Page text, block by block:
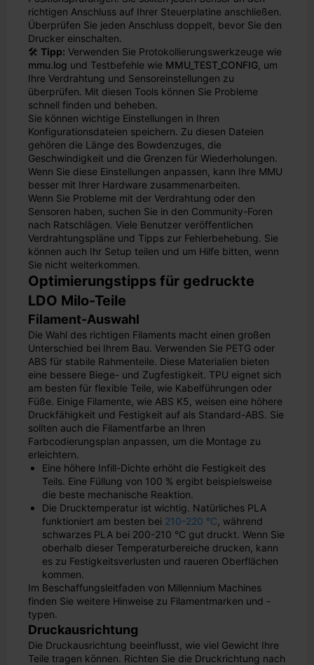
richtigen Anschluss auf Ihrer Steuerplatine anschließen.
Überprüfen Sie jeden Anschluss doppelt, bevor Sie den
Drucker einschalten.
🛠️ Tipp: Verwenden Sie Protokollierungswerkzeuge wie
mmu.log und Testbefehle wie MMU_TEST_CONFIG , um
Ihre Verdrahtung und Sensoreinstellungen zu
überprüfen. Mit diesen Tools können Sie Probleme
schnell finden und beheben.
Sie können wichtige Einstellungen in Ihren
Konfigurationsdateien speichern. Zu diesen Dateien
gehören die Länge des Bowdenzuges, die
Geschwindigkeit und die Grenzen für Wiederholungen.
Wenn Sie diese Einstellungen anpassen, kann Ihre MMU
besser mit Ihrer Hardware zusammenarbeiten.
Wenn Sie Probleme mit der Verdrahtung oder den
Sensoren haben, suchen Sie in den Community-Foren
nach Ratschlägen. Viele Benutzer veröffentlichen
Verdrahtungspläne und Tipps zur Fehlerbehebung. Sie
können auch Ihr Setup teilen und um Hilfe bitten, wenn
Sie nicht weiterkommen.
Optimierungstipps für gedruckte
LDO Milo-Teile
Filament-Auswahl
Die Wahl des richtigen Filaments macht einen großen
Unterschied bei Ihrem Bau. Verwenden Sie PETG oder
ABS für stabile Rahmenteile. Diese Materialien bieten
eine bessere Biege- und Zugfestigkeit. TPU eignet sich
am besten für flexible Teile, wie Kabelführungen oder
Füße. Einige Filamente, wie ABS K5, weisen eine höhere
Druckfähigkeit und Festigkeit auf als Standard-ABS. Sie
sollten auch die Filamentfarbe an Ihren
Farbcodierungsplan anpassen, um die Montage zu
erleichtern.
Eine höhere Infill-Dichte erhöht die Festigkeit des
Teils. Eine Füllung von 100 % ergibt beispielsweise
die beste mechanische Reaktion.
Die Drucktemperatur ist wichtig. Natürliches PLA
funktioniert am besten bei 210-220 °C , während
schwarzes PLA bei 200-210 °C gut druckt. Wenn Sie
oberhalb dieser Temperaturbereiche drucken, kann
es zu Festigkeitsverlusten und raueren Oberflächen
kommen.
Im Beschaffungsleitfaden von Millennium Machines
finden Sie weitere Hinweise zu Filamentmarken und -
typen.
Druckausrichtung
Die Druckausrichtung beeinflusst, wie viel Gewicht Ihre
Teile tragen können. Richten Sie die Druckrichtung nach